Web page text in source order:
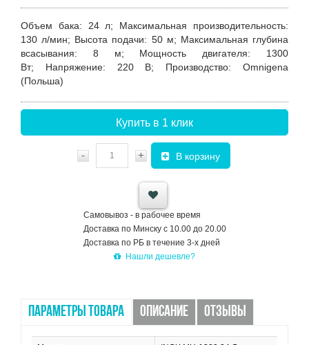
Объем бака: 24 л; Максимальная производительность:
130 л/мин; Высота подачи: 50 м; Максимальная глубина
всасывания: 8 м; Мощность двигателя: 1300
Вт; Напряжение: 220 В; Производство: Omnigena
(Польша)
Купить в 1 клик
- + В корзину
Самовывоз - в рабочее время
Доставка по Минску с 10.00 до 20.00
Доставка по РБ в течение 3-х дней
Нашли дешевле?
ПАРАМЕТРЫ ТОВАРА ОПИСАНИЕ ОТЗЫВЫ